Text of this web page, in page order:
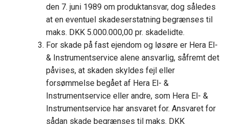
den 7. juni 1989 om produktansvar, dog således
at en eventuel skadeserstatning begrænses til
maks. DKK 5.000.000,00 pr. skadelidte.
For skade på fast ejendom og løsøre er Hera El-
& Instrumentservice alene ansvarlig, såfremt det
påvises, at skaden skyldes fejl eller
forsømmelse begået af Hera El- &
Instrumentservice eller andre, som Hera El- &
Instrumentservice har ansvaret for. Ansvaret for
sådan skade begrænses til maks. DKK